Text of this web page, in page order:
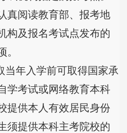
真阅读教育部、报考地
构及报名考试点发布的
。
当年入学前可取得国家承
学考试或网络教育本科
提供本人有效居民身份
须提供本科主考院校的